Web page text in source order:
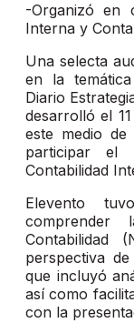
-Organizó en
Interna y
Una selecta
en la
Diario
desarrolló el
este medio
participar el
Contabilidad
Elevento
comprender
Contabilidad
perspectiva
que incluyó
así como
con la